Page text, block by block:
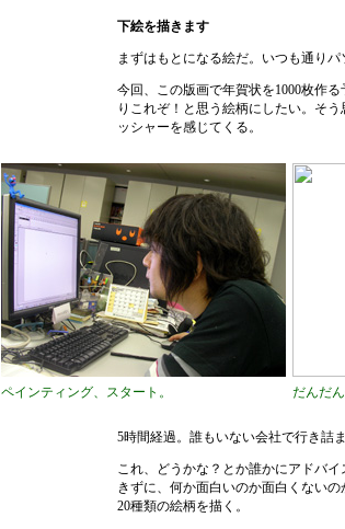
下絵を描きます
まずはもとになる絵だ。いつも通りパ
今回、この版画で年賀状を1000枚作
りこれぞ！と思う絵柄にしたい。そ
ッシャーを感じてくる。
ペインティング、スタート。 だんだ
5時間経過。誰もいない会社で行き詰ま
これ、どうかな？とか誰かにアドバ
きずに、何か面白いのか面白くない
20種類の絵柄を描く。